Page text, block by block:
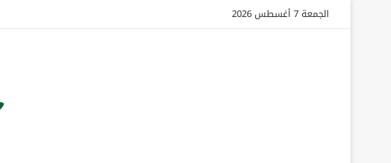
الجمعة 7 أغسطس 2026